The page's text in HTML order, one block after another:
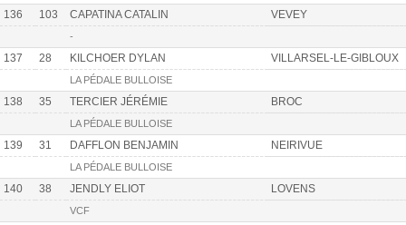
136 103 CAPATINA CATALIN VEVEY
-
137 28 KILCHOER DYLAN VILLARSEL-LE-GIBLOUX
LA PÉDALE BULLOISE
138 35 TERCIER JÉRÉMIE BROC
LA PÉDALE BULLOISE
139 31 DAFFLON BENJAMIN NEIRIVUE
LA PÉDALE BULLOISE
140 38 JENDLY ELIOT LOVENS
VCF